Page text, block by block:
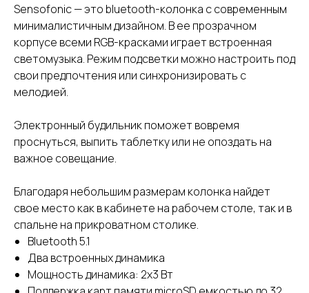
Sensofonic — это bluetooth-колонка с современным
минималистичным дизайном. В ее прозрачном
корпусе всеми RGB-красками играет встроенная
светомузыка. Режим подсветки можно настроить под
свои предпочтения или синхронизировать с
мелодией.
Электронный будильник поможет вовремя
проснуться, выпить таблетку или не опоздать на
важное совещание.
Благодаря небольшим размерам колонка найдет
свое место как в кабинете на рабочем столе, так и в
спальне на прикроватном столике.
Bluetooth 5.1
Два встроенных динамика
Мощность динамика: 2x3 Вт